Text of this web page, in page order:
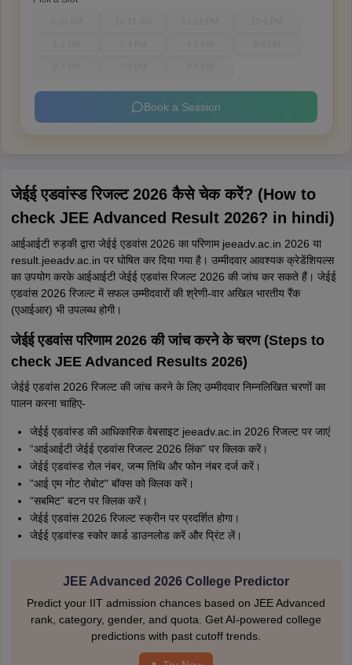
Book a Session
जेईई एडवांस्ड रिजल्ट 2026 कैसे चेक करें? (How to
check JEE Advanced Result 2026? in hindi)
आईआईटी रुड़की द्वारा जेईई एडवांस 2026 का परिणाम jeeadv.ac.in 2026 या
result.jeeadv.ac.in पर घोषित कर दिया गया है। उम्मीदवार आवश्यक क्रेडेंशियल्स
का उपयोग करके आईआईटी जेईई एडवांस रिजल्ट 2026 की जांच कर सकते हैं। जेईई
एडवांस 2026 रिजल्ट में सफल उम्मीदवारों की श्रेणी-वार अखिल भारतीय रैंक
(एआईआर) भी उपलब्ध होगी।
जेईई एडवांस परिणाम 2026 की जांच करने के चरण (Steps to
check JEE Advanced Results 2026)
जेईई एडवांस 2026 रिजल्ट की जांच करने के लिए उम्मीदवार निम्नलिखित चरणों का
पालन करना चाहिए-
जेईई एडवांस्ड की आधिकारिक वेबसाइट jeeadv.ac.in 2026 रिजल्ट पर जाएं
“आईआईटी जेईई एडवांस रिजल्ट 2026 लिंक” पर क्लिक करें।
जेईई एडवांस्ड रोल नंबर, जन्म तिथि और फोन नंबर दर्ज करें।
"आई एम नोट रोबोट" बॉक्स को क्लिक करें।
“सबमिट” बटन पर क्लिक करें।
जेईई एडवांस 2026 रिजल्ट स्क्रीन पर प्रदर्शित होगा।
जेईई एडवांस्ड स्कोर कार्ड डाउनलोड करें और प्रिंट लें।
JEE Advanced 2026 College Predictor
Predict your IIT admission chances based on JEE Advanced
rank, category, gender, and quota. Get AI-powered college
predictions with past cutoff trends.